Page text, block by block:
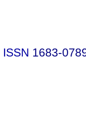
ISSN 1683-